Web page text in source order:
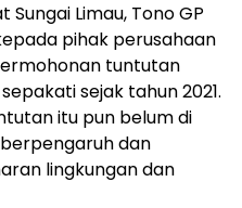
Limau, Tono GP
pihak perusahaan
tuntutan
sejak tahun 2021.
itu pun belum di
dan
lingkungan dan